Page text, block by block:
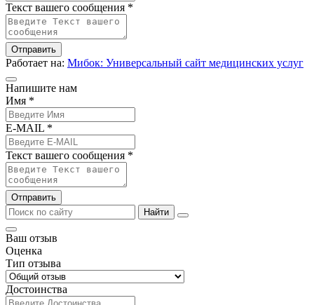
Текст вашего сообщения *
Отправить
Работает на: Мибок: Универсальный сайт медицинских услуг
Напишите нам
Имя *
E-MAIL *
Текст вашего сообщения *
Отправить
Найти
Ваш отзыв
Оценка
Тип отзыва
Достоинства